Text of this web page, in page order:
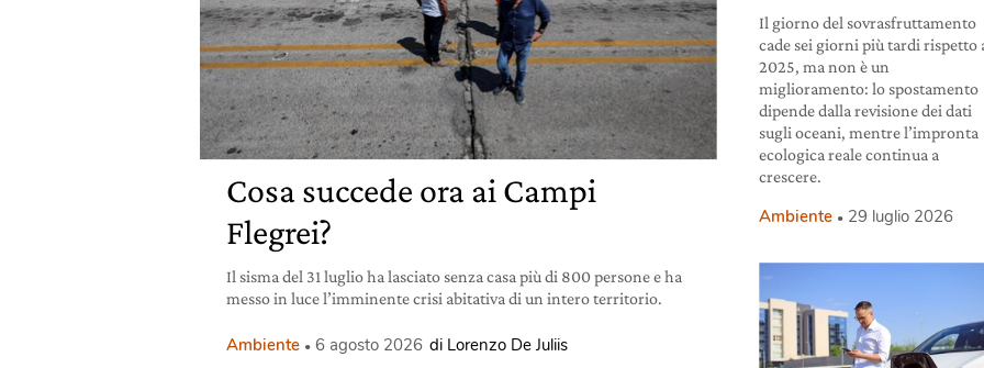
Cosa succede ora ai Campi
Flegrei?
Il sisma del 31 luglio ha lasciato senza casa più di 800 persone e ha
messo in luce l’imminente crisi abitativa di un intero territorio.
Ambiente 6 agosto 2026 di Lorenzo De Juliis
Il giorno del sovrasfruttamento
cade sei giorni più tardi rispetto
2025, ma non è un
miglioramento: lo spostamento
dipende dalla revisione dei dati
sugli oceani, mentre l’impronta
ecologica reale continua a
crescere.
Ambiente 29 luglio 2026